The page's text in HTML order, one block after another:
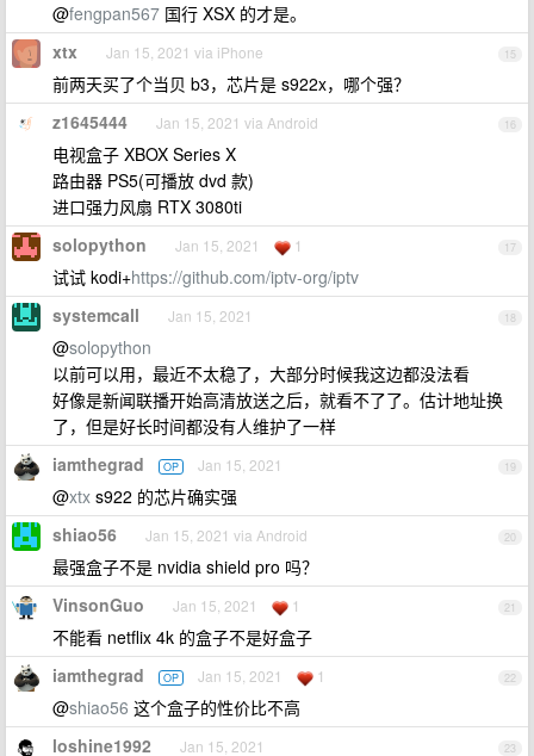
@fengpan567 国行 XSX 的才是。
15
xtx Jan 15, 2021 via iPhone
前两天买了个当贝 b3，芯片是 s922x，哪个强？
16
z1645444 Jan 15, 2021 via Android
电视盒子 XBOX Series X
路由器 PS5(可播放 dvd 款)
进口强力风扇 RTX 3080ti
17
solopython Jan 15, 2021 1
试试 kodi+https://github.com/iptv-org/iptv
18
systemcall Jan 15, 2021
@solopython
以前可以用，最近不太稳了，大部分时候我这边都没法看
好像是新闻联播开始高清放送之后，就看不了了。估计地址换
了，但是好长时间都没有人维护了一样
19
iamthegrad OP Jan 15, 2021
@xtx s922 的芯片确实强
20
shiao56 Jan 15, 2021 via Android
最强盒子不是 nvidia shield pro 吗？
21
VinsonGuo Jan 15, 2021 1
不能看 netflix 4k 的盒子不是好盒子
22
iamthegrad OP Jan 15, 2021 1
@shiao56 这个盒子的性价比不高
23
loshine1992 Jan 15, 2021